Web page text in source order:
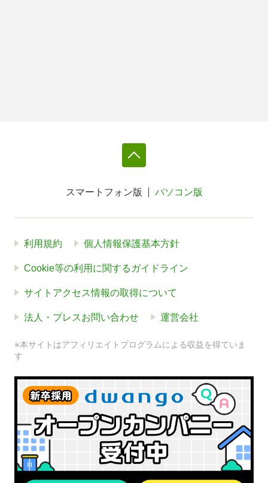
スマートフォン版 パソコン版
利用規約 個人情報保護基本方針
Cookie等の利用に関するガイドライン
サイトアクセス情報の取得について
法人・プレスお問い合わせ 運営会社
※本サイトはアフィリエイトプログラムによる収益を得ていま
す